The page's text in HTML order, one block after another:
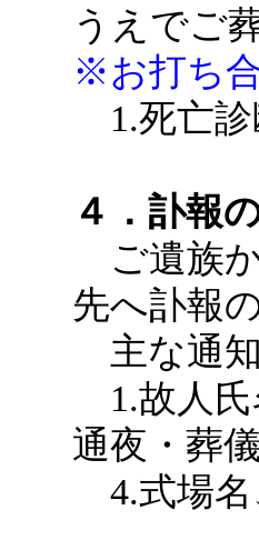
うえでご
※お打ち
1.死亡
４．訃報
ご遺族
先へ訃報
主な通知
1.故人
通夜・葬
4.式場名